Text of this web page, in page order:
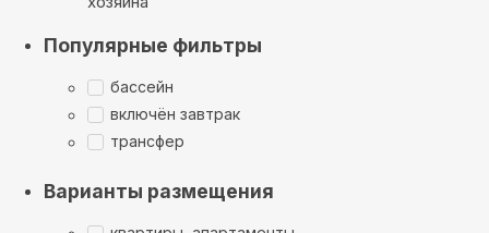
Популярные фильтры
бассейн
включён завтрак
трансфер
Варианты размещения